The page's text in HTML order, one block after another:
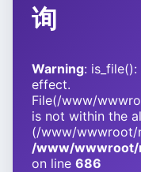
询
Warning:
effect.
File(/www/
is not within the
(/www/wwwroot/
/www/wwwroot/
on line 686